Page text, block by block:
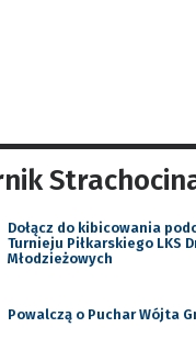
Dołącz do kibicowania
Turnieju Piłkarskiego LKS
Młodzieżowych
Powalczą o Puchar Wójta